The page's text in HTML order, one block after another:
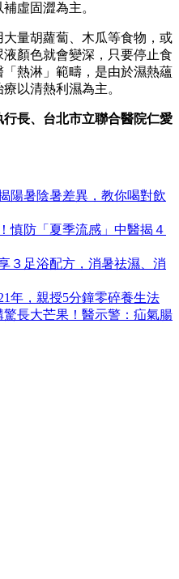
虛固澀為主。
量胡蘿蔔、木瓜等食物，或
顏色就會變深，只要停止食
熱淋」範疇，是由於濕熱蘊
以清熱利濕為主。
行長、台北市立聯合醫院仁愛
陽暑陰暑差異，教你喝對飲
慎防「夏季流感」中醫揭４
３足浴配方，消暑祛濕、消
年，親授5分鐘零碎養生法
長大芒果！醫示警：疝氣腸